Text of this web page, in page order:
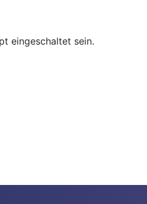
eingeschaltet sein.